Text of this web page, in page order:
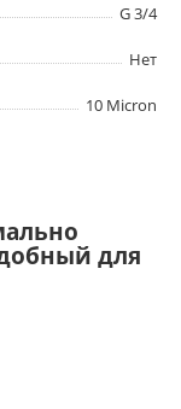
G 3/4
Нет
10 Micron
для